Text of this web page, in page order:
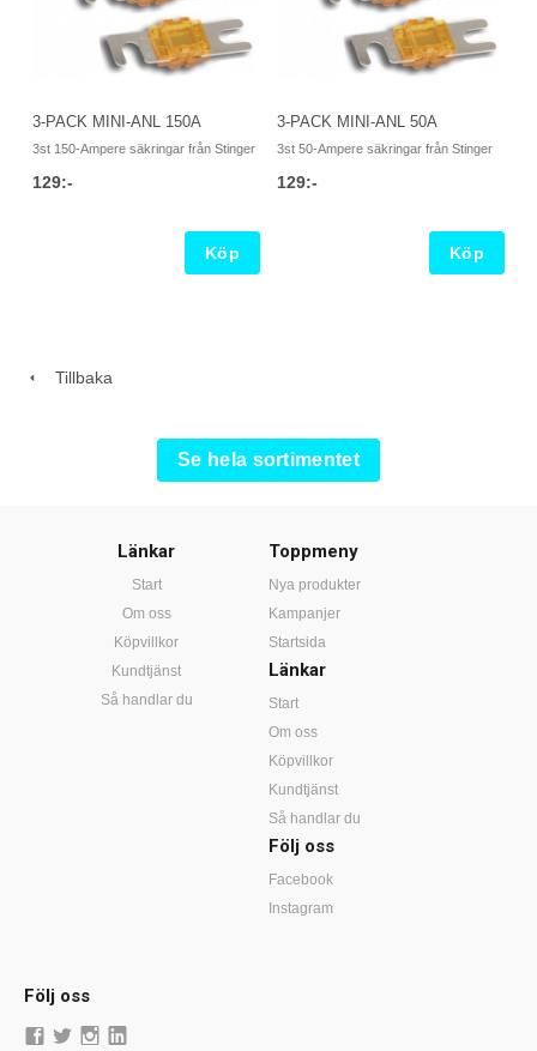
3-PACK MINI-ANL 150A
3st 150-Ampere säkringar från Stinger
129:-
Köp
3-PACK MINI-ANL 50A
3st 50-Ampere säkringar från Stinger
129:-
Köp
Tillbaka
Se hela sortimentet
Länkar
Start
Om oss
Köpvillkor
Kundtjänst
Så handlar du
Toppmeny
Nya produkter
Kampanjer
Startsida
Länkar
Start
Om oss
Köpvillkor
Kundtjänst
Så handlar du
Följ oss
Facebook
Instagram
Följ oss